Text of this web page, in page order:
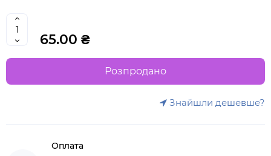
65.00 ₴
Розпродано
Знайшли дешевше?
Оплата